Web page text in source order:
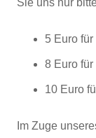
Sie uns nur
5 Euro
8 Euro
10 Euro
Im Zuge